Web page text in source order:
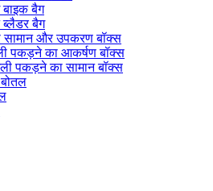
बाइक बैग
ब्लैडर बैग
और उपकरण बॉक्स
पकड़ने का आकर्षण बॉक्स
पकड़ने का सामान बॉक्स